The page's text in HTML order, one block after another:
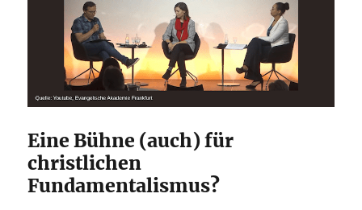
Eine Bühne (auch) für
christlichen
Fundamentalismus?